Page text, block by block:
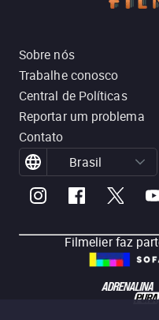
Sobre nós
Trabalhe conosco
Central de Políticas
Reportar um problema
Contato
Brasil
Filmelier faz